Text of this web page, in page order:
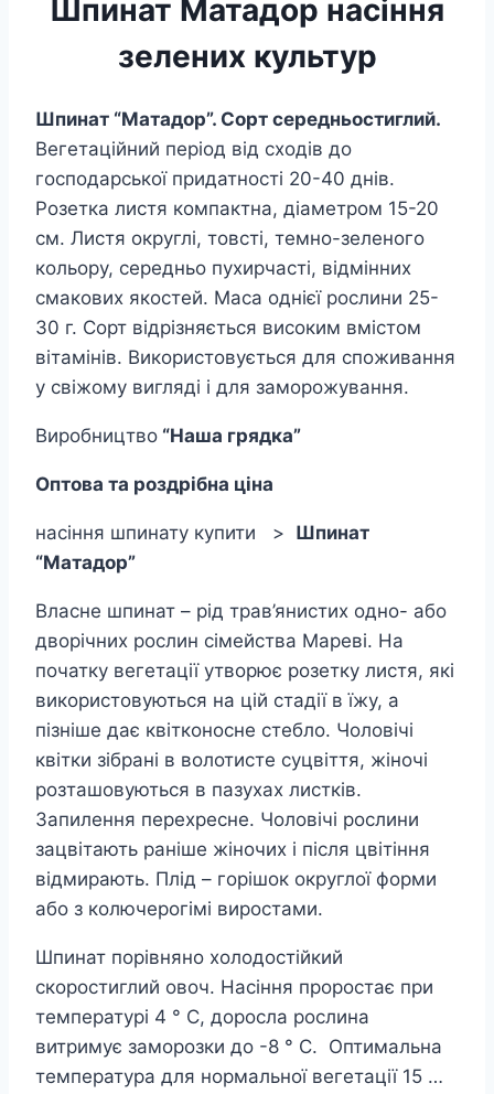
Шпинат Матадор насіння
зелених культур
Шпинат “Матадор”. Сорт середньостиглий.
Вегетаційний період від сходів до
господарської придатності 20-40 днів.
Розетка листя компактна, діаметром 15-20
см. Листя округлі, товсті, темно-зеленого
кольору, середньо пухирчасті, відмінних
смакових якостей. Маса однієї рослини 25-
30 г. Сорт відрізняється високим вмістом
вітамінів. Використовується для споживання
у свіжому вигляді і для заморожування.
Виробництво “Наша грядка”
Оптова та роздрібна ціна
насіння шпинату купити > Шпинат
“Матадор”
Власне шпинат – рід трав’янистих одно- або
дворічних рослин сімейства Мареві. На
початку вегетації утворює розетку листя, які
використовуються на цій стадії в їжу, а
пізніше дає квітконосне стебло. Чоловічі
квітки зібрані в волотисте суцвіття, жіночі
розташовуються в пазухах листків.
Запилення перехресне. Чоловічі рослини
зацвітають раніше жіночих і після цвітіння
відмирають. Плід – горішок округлої форми
або з колючерогімі виростами.
Шпинат порівняно холодостійкий
скоростиглий овоч. Насіння проростає при
температурі 4 ° С, доросла рослина
витримує заморозки до -8 ° С. Оптимальна
температура для нормальної вегетації 15 …